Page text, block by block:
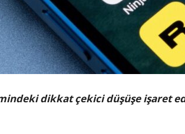
dikkat çekici düşüşe işaret